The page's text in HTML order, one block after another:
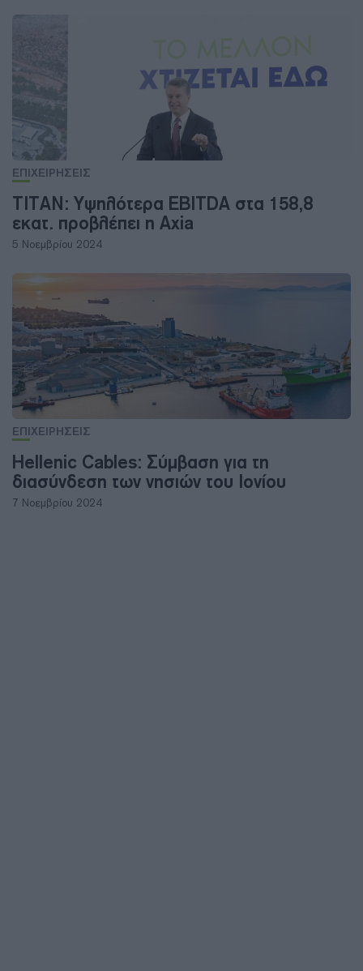
ΕΠΙΧΕΙΡΗΣΕΙΣ
ΤΙΤΑΝ: Υψηλότερα EBITDA στα 158,8
εκατ. προβλέπει η Axia
5 Νοεμβρίου 2024
ΕΠΙΧΕΙΡΗΣΕΙΣ
Hellenic Cables: Σύμβαση για τη
διασύνδεση των νησιών του Ιονίου
7 Νοεμβρίου 2024